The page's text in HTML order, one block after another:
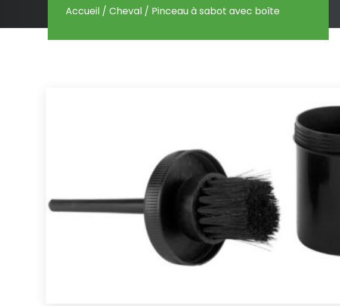
Accueil / Cheval / Pinceau à sabot avec boîte